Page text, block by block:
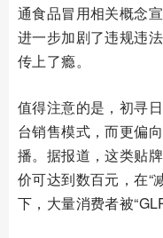
通食品冒用相关概念
进一步加剧了违规违
传上了瘾。
值得注意的是，初寻
台销售模式，而更偏
播。据报道，这类贴
价可达到数百元，在“
下，大量消费者被